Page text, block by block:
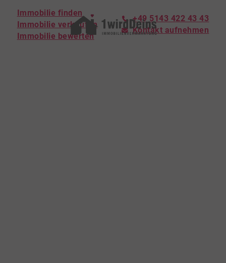
Immobilie finden
Immobilie verkaufen
Immobilie bewerten
+49 5143 422 43 43
Kontakt aufnehmen